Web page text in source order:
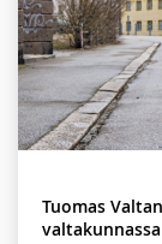
Tuomas
valtakunnassa